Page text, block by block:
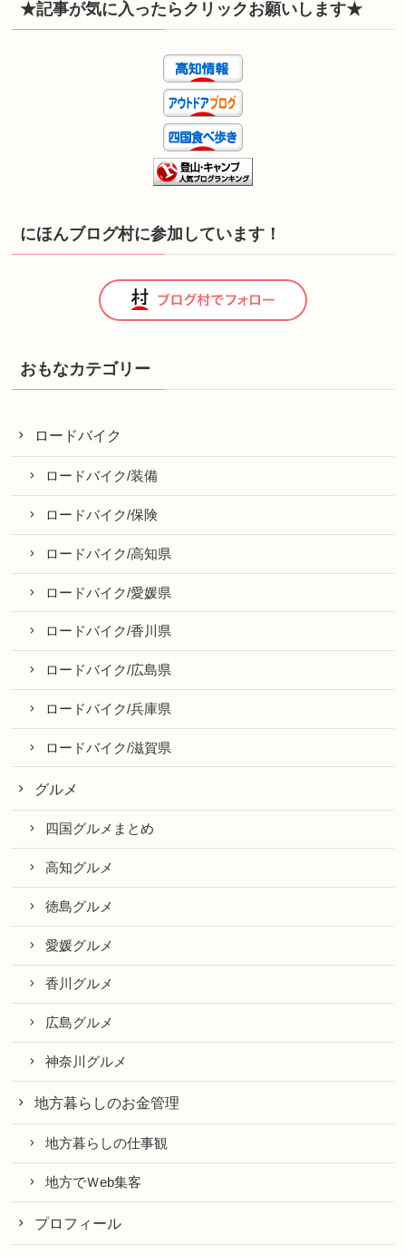
★記事が気に入ったらクリックお願いします★
にほんブログ村に参加しています！
おもなカテゴリー
ロードバイク
ロードバイク/装備
ロードバイク/保険
ロードバイク/高知県
ロードバイク/愛媛県
ロードバイク/香川県
ロードバイク/広島県
ロードバイク/兵庫県
ロードバイク/滋賀県
グルメ
四国グルメまとめ
高知グルメ
徳島グルメ
愛媛グルメ
香川グルメ
広島グルメ
神奈川グルメ
地方暮らしのお金管理
地方暮らしの仕事観
地方でＷeb集客
プロフィール